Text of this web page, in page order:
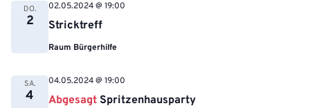
DO.
2 Stricktreff
02.05.2024 @ 19:00
Raum Bürgerhilfe
SA.
4 Abgesagt Spritzenhausparty
04.05.2024 @ 19:00